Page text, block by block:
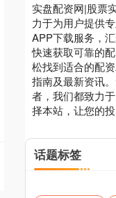
实盘配资网|股票
力于为用户提供
APP下载服务，
快速获取可靠的
松找到适合的配
指南及最新资讯
者，我们都致力
择本站，让您的
话题标签